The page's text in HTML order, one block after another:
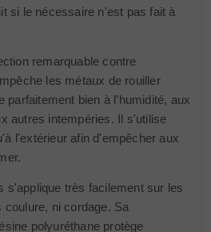
si le nécessaire n'est pas fait à
remarquable contre
les métaux de rouiller
parfaitement bien à l'humidité, aux
autres intempéries. Il s'utilise
l'extérieur afin d'empêcher aux
s'applique très facilement sur les
ni cordage. Sa
polyuréthane protège